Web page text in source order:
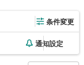
条件変更
通知設定